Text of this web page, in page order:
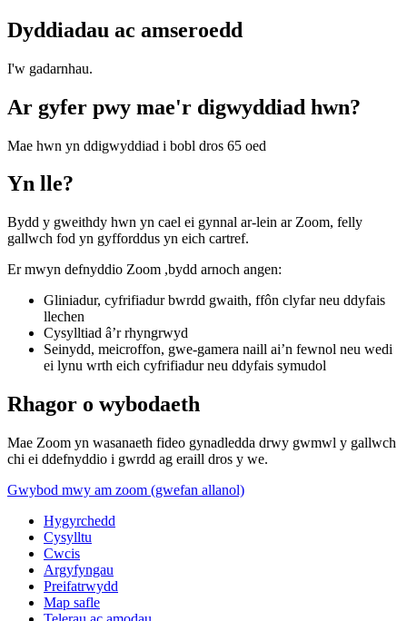
Dyddiadau ac amseroedd
I'w gadarnhau.
Ar gyfer pwy mae'r digwyddiad hwn?
Mae hwn yn ddigwyddiad i bobl dros 65 oed
Yn lle?
Bydd y gweithdy hwn yn cael ei gynnal ar-lein ar Zoom, felly
gallwch fod yn gyfforddus yn eich cartref.
Er mwyn defnyddio Zoom ,bydd arnoch angen:
Gliniadur, cyfrifiadur bwrdd gwaith, ffôn clyfar neu ddyfais
llechen
Cysylltiad â’r rhyngrwyd
Seinydd, meicroffon, gwe-gamera naill ai’n fewnol neu wedi
ei lynu wrth eich cyfrifiadur neu ddyfais symudol
Rhagor o wybodaeth
Mae Zoom yn wasanaeth fideo gynadledda drwy gwmwl y gallwch
chi ei ddefnyddio i gwrdd ag eraill dros y we.
Gwybod mwy am zoom (gwefan allanol)
Hygyrchedd
Cysylltu
Cwcis
Argyfyngau
Preifatrwydd
Map safle